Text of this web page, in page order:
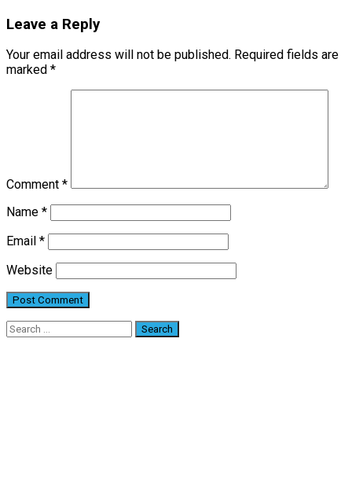
Leave a Reply
Your email address will not be published. Required fields are
marked *
Comment *
Name *
Email *
Website
Search